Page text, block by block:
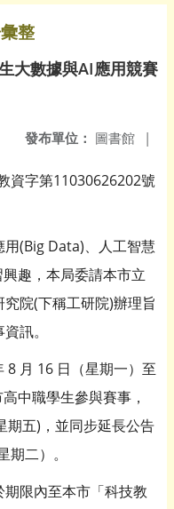
整
大數據與AI應用競賽
發布單位： 圖書館 |
資字第11030626202號
(Big Data)、人工智慧
趣，本局委請本市立
院(下稱工研院)辦理旨
訊。
8 月 16 日（星期一）至
中職學生參與賽事，
期五)，並同步延長公告
二）。
限內至本市「科技教